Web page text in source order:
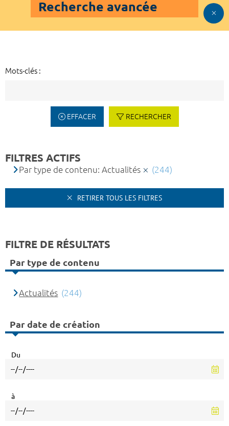
Recherche avancée
Mots-clés :
EFFACER RECHERCHER
FILTRES ACTIFS
Par type de contenu: Actualités (244)
RETIRER TOUS LES FILTRES
FILTRE DE RÉSULTATS
Par type de contenu
Actualités (244)
Par date de création
Du
à